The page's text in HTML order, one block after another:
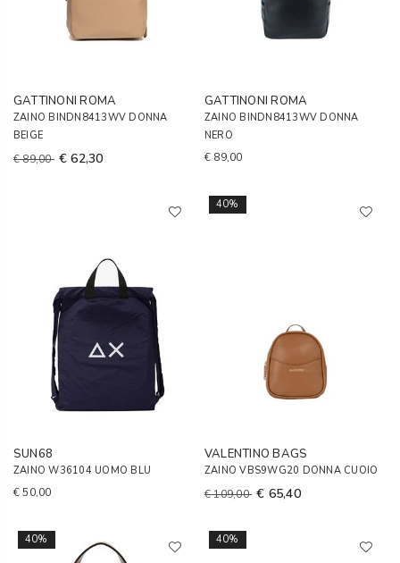
GATTINONI ROMA
ZAINO BINDN8413WV DONNA
BEIGE
€ 89,00 € 62,30
GATTINONI ROMA
ZAINO BINDN8413WV DONNA
NERO
€ 89,00
SUN68
ZAINO W36104 UOMO BLU
€ 50,00
40%
VALENTINO BAGS
ZAINO VBS9WG20 DONNA CUOIO
€ 109,00 € 65,40
40% 40%